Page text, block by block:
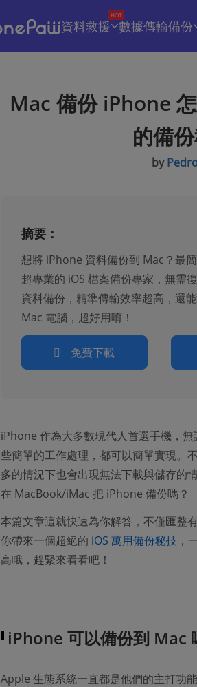
資料救援
HOT
數據傳輸備份
Mac 備份 iPhone
的備
by
摘要：
想將 iPhone 資料備份到 Mac？最
超專業的 iOS 檔案備份專家，無需
資料備份，精準傳輸效率超高，還
Mac 電腦，超好用唷！
免費下載
iPhone 作為大多數現代人首選手機，
些簡單的工作處理，都可以簡單實現。
多的情況下也會出現無法下載與儲存的
在 MacBook/iMac 把 iPhone 備份嗎？
本篇文章這就快速為你解答，不僅匯整
你帶來一個超絕的 iOS 萬用備份秘技 ，
高哦，趕緊來看看吧！
iPhone 可以備份到 Mac
Apple 生態系統一直都是他們的主打功